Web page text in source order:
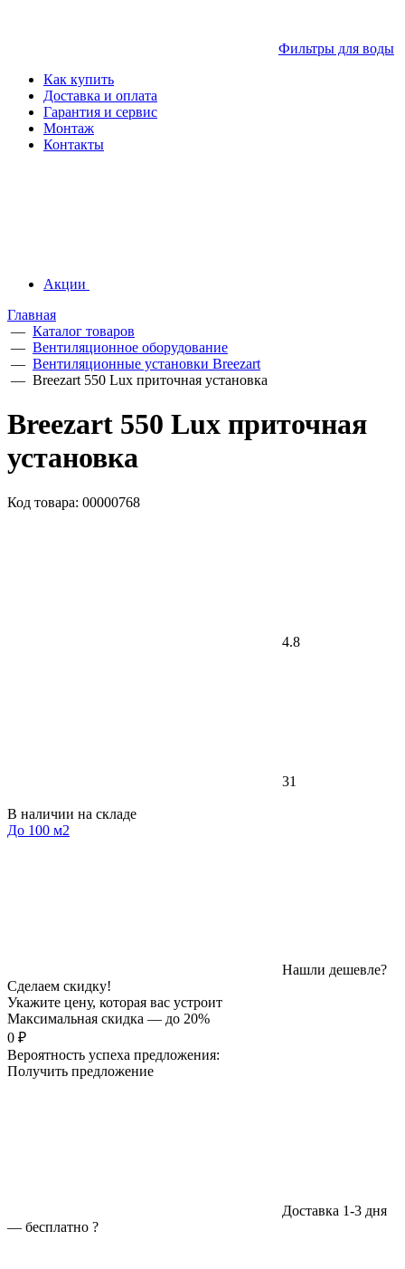
Фильтры для воды
Как купить
Доставка и оплата
Гарантия и сервис
Монтаж
Контакты
Акции
Главная
— Каталог товаров
— Вентиляционное оборудование
— Вентиляционные установки Breezart
— Breezart 550 Lux приточная установка
Breezart 550 Lux приточная
установка
Код товара: 00000768
4.8
31
В наличии на складе
До 100 м2
Нашли дешевле?
Сделаем скидку!
Укажите цену, которая вас устроит
Максимальная скидка — до 20%
0 ₽
Вероятность успеха предложения:
Получить предложение
Доставка 1-3 дня
— бесплатно ?